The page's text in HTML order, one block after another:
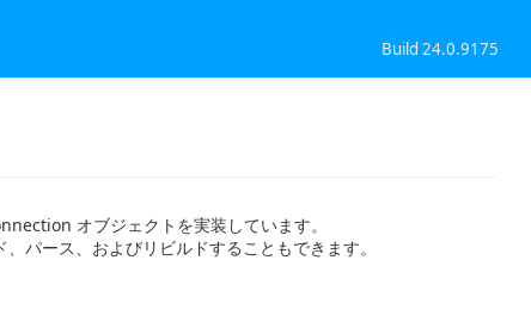
Build 24.0.9175
オブジェクトを実装しています。
ース、およびリビルドすることもできます。